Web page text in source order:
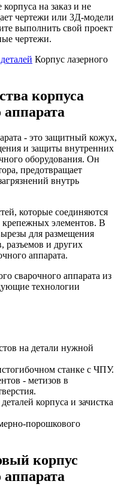
на заказ и не
чертежи или 3Д-модели
выполнить свой проект
чертежи.
Корпус лазерного
корпуса
аппарата
- это защитный кожух,
и защиты внутренних
оборудования. Он
предотвращает
внутрь
которые соединяются
элементов. В
для размещения
разъемов и других
аппарата.
сварочного аппарата из
технологии
на детали нужной
станке с ЧПУ.
- метизов в
корпуса и зачистка
порошкового
корпус
аппарата